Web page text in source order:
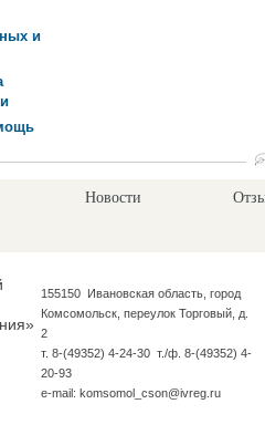
и
Новости
155150 Ивановская область, город
Комсомольск, переулок Торговый, д.
2
т. 8-(49352) 4-24-30 т./ф. 8-(49352) 4-
20-93
e-mail: komsomol_cson@ivreg.ru